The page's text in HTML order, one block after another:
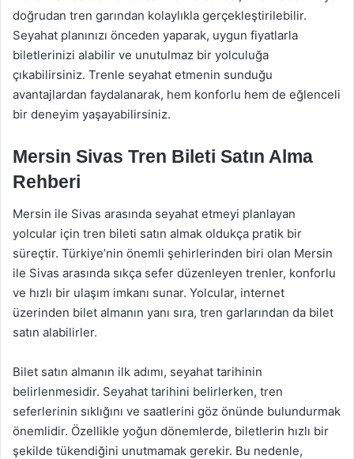
doğrudan tren garından kolaylıkla gerçekleştirilebilir.
Seyahat planınızı önceden yaparak, uygun fiyatlarla
biletlerinizi alabilir ve unutulmaz bir yolculuğa
çıkabilirsiniz. Trenle seyahat etmenin sunduğu
avantajlardan faydalanarak, hem konforlu hem de eğlenceli
bir deneyim yaşayabilirsiniz.
Mersin Sivas Tren Bileti Satın Alma
Rehberi
Mersin ile Sivas arasında seyahat etmeyi planlayan
yolcular için tren bileti satın almak oldukça pratik bir
süreçtir. Türkiye’nin önemli şehirlerinden biri olan Mersin
ile Sivas arasında sıkça sefer düzenleyen trenler, konforlu
ve hızlı bir ulaşım imkanı sunar. Yolcular, internet
üzerinden bilet almanın yanı sıra, tren garlarından da bilet
satın alabilirler.
Bilet satın almanın ilk adımı, seyahat tarihinin
belirlenmesidir. Seyahat tarihini belirlerken, tren
seferlerinin sıklığını ve saatlerini göz önünde bulundurmak
önemlidir. Özellikle yoğun dönemlerde, biletlerin hızlı bir
şekilde tükendiğini unutmamak gerekir. Bu nedenle,